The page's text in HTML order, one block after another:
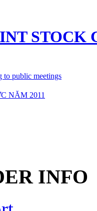
to public meetings
NĂM 2011
INFO